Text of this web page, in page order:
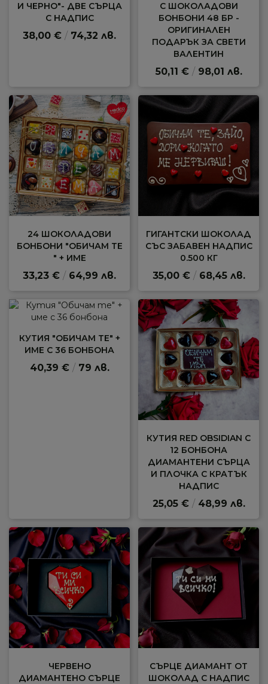
И ЧЕРНО"- ДВЕ СЪРЦА
С НАДПИС
38,00 € / 74,32 лв.
С ШОКОЛАДОВИ
БОНБОНИ 48 БР -
ОРИГИНАЛЕН
ПОДАРЪК ЗА СВЕТИ
ВАЛЕНТИН
50,11 € /98,01 лв.
24 ШОКОЛАДОВИ
БОНБОНИ "ОБИЧАМ ТЕ
" + ИМЕ
33,23 € / 64,99 лв.
ГИГАНТСКИ ШОКОЛАД
СЪС ЗАБАВЕН НАДПИС
0.500 КГ
35,00 € /68,45 лв.
КУТИЯ "ОБИЧАМ ТЕ" +
ИМЕ С 36 БОНБОНА
40,39 € /79 лв.
КУТИЯ RED OBSIDIAN С
12 БОНБОНА
ДИАМАНТЕНИ СЪРЦА
И ПЛОЧКА С КРАТЪК
НАДПИС
25,05 € /48,99 лв.
ЧЕРВЕНО
ДИАМАНТЕНО СЪРЦЕ
СЪРЦЕ ДИАМАНТ ОТ
ШОКОЛАД С НАДПИС